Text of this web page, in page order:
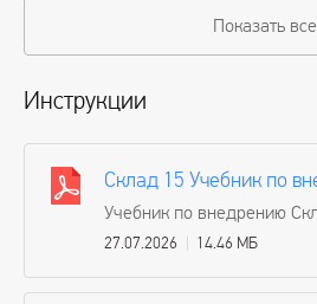
Показать все
Инструкции
Склад 15 Учебник по
Учебник по внедрению
27.07.2026 14.46 МБ